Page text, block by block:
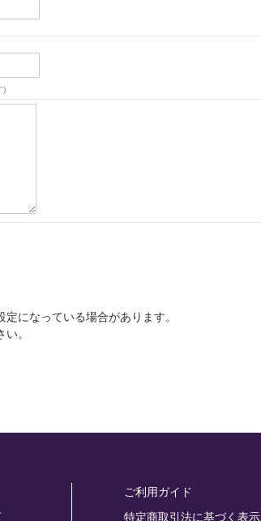
)
になっている場合があります。
。
ご利用ガイド
特定商取引法に基づく表示